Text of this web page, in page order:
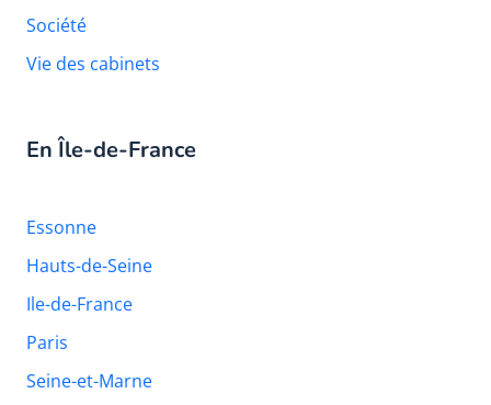
Société
Vie des cabinets
En Île-de-France
Essonne
Hauts-de-Seine
Ile-de-France
Paris
Seine-et-Marne